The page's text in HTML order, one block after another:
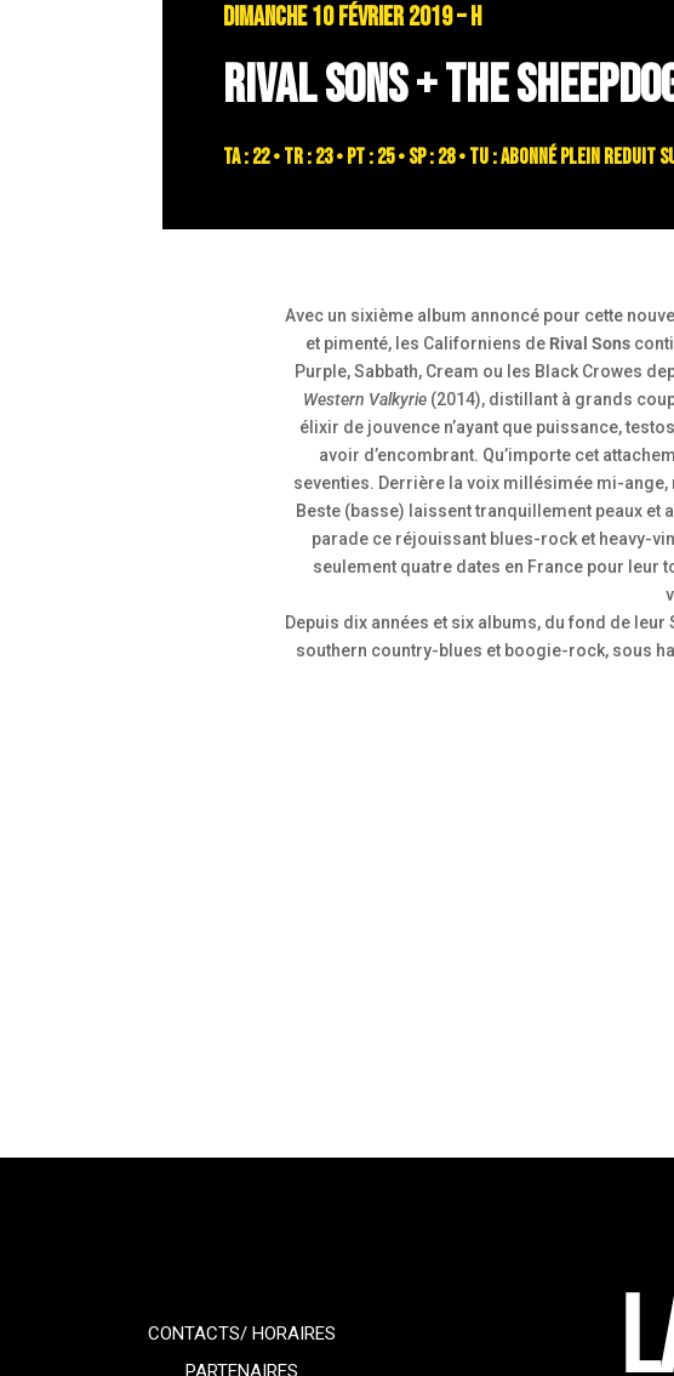
DIMANCHE 10 FÉVRIER 2019 – H
RIVAL SONS + THE
TA : 22 • TR : 23 • PT : 25 • SP : 28 • TU : abonné plein reduit
Avec un sixième album annoncé pour cette
et pimenté, les Californiens de Rival Sons
Purple, Sabbath, Cream ou les Black Crowes
Western Valkyrie(2014), distillant à grands
élixir de jouvence n’ayant que puissance,
avoir d’encombrant. Qu’importe cet
seventies. Derrière la voix millésimée mi-
Beste (basse) laissent tranquillement peaux
parade ce réjouissant blues-rock et heavy-
seulement quatre dates en France pour leur
Depuis dix années et six albums, du fond de
southern country-blues et boogie-rock, sous
CONTACTS/ HORAIRES
PARTENAIRES